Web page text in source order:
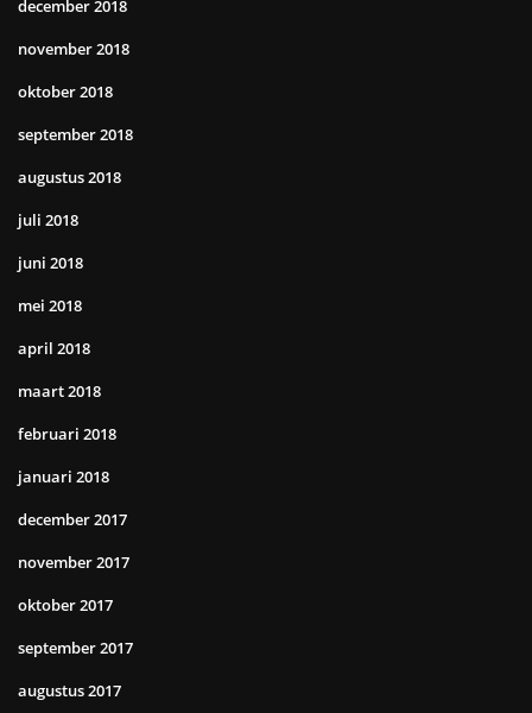
december 2018
november 2018
oktober 2018
september 2018
augustus 2018
juli 2018
juni 2018
mei 2018
april 2018
maart 2018
februari 2018
januari 2018
december 2017
november 2017
oktober 2017
september 2017
augustus 2017